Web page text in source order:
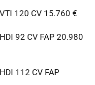
120 CV 15.760 €
92 CV FAP 20.980
112 CV FAP